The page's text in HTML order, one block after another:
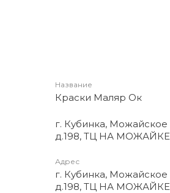
Название
Краски Маляр Ок
г. Кубинка,
д.198, ТЦ НА МОЖАЙКЕ
Адрес
г. Кубинка,
д.198, ТЦ НА МОЖАЙКЕ